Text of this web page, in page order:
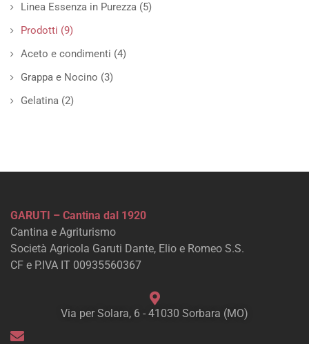
Linea Essenza in Purezza (5)
Prodotti (9)
Aceto e condimenti (4)
Grappa e Nocino (3)
Gelatina (2)
GARUTI – Cantina dal 1920
Cantina e Agriturismo
Società Agricola Garuti Dante, Elio e Romeo S.S.
CF e P.IVA IT 00935560367
Via per Solara, 6 - 41030 Sorbara (MO)